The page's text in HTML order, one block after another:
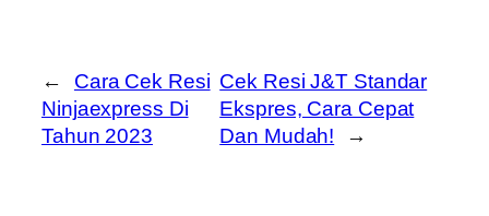
←
Cara Cek Resi
Ninjaexpress Di
Tahun 2023
Cek Resi J&T Standar
Ekspres, Cara Cepat
Dan Mudah!
→